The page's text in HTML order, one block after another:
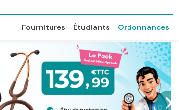
Fournitures Étudiants Ordonnances